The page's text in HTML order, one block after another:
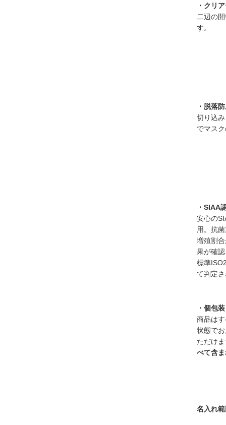
・クリ
二辺の
す。
・脱落
切り込
でマス
・SIAA
安心の
用。抗
増殖割
果が確
標準
て判定
・個包装
商品は
状態で
ただけ
べて含
名入れ